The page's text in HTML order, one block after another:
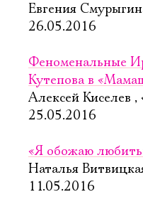
Евгения
26.05.2016
Феноменальные
Кутепова в
Алексей Киселев
25.05.2016
«Я обожаю
Наталья
11.05.2016